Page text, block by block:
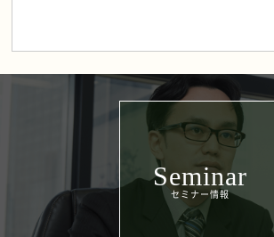
Seminar